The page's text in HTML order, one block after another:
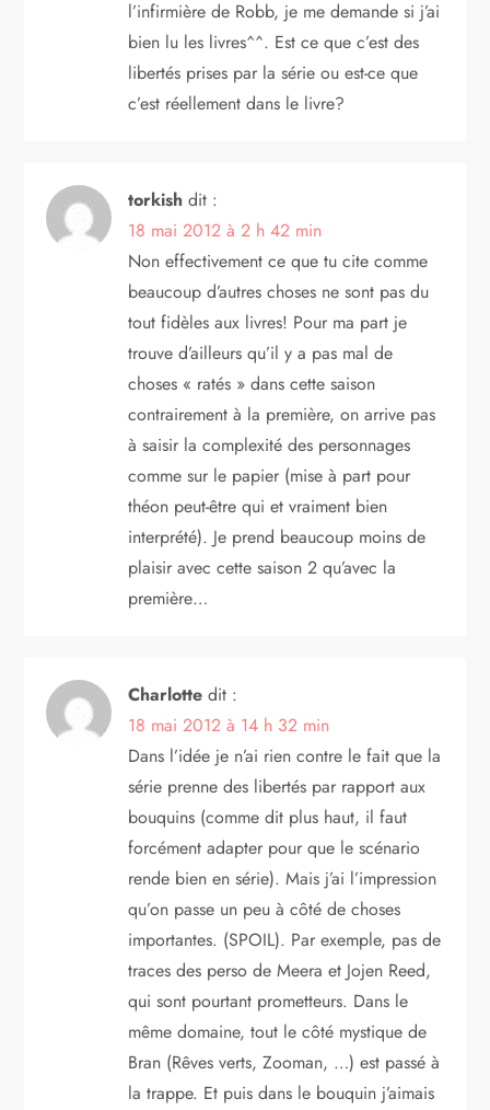
l’infirmière de Robb, je me demande si j’ai
bien lu les livres^^. Est ce que c’est des
libertés prises par la série ou est-ce que
c’est réellement dans le livre?
torkish dit :
18 mai 2012 à 2 h 42 min
Non effectivement ce que tu cite comme
beaucoup d’autres choses ne sont pas du
tout fidèles aux livres! Pour ma part je
trouve d’ailleurs qu’il y a pas mal de
choses « ratés » dans cette saison
contrairement à la première, on arrive pas
à saisir la complexité des personnages
comme sur le papier (mise à part pour
théon peut-être qui et vraiment bien
interprété). Je prend beaucoup moins de
plaisir avec cette saison 2 qu’avec la
première…
Charlotte dit :
18 mai 2012 à 14 h 32 min
Dans l’idée je n’ai rien contre le fait que la
série prenne des libertés par rapport aux
bouquins (comme dit plus haut, il faut
forcément adapter pour que le scénario
rende bien en série). Mais j’ai l’impression
qu’on passe un peu à côté de choses
importantes. (SPOIL). Par exemple, pas de
traces des perso de Meera et Jojen Reed,
qui sont pourtant prometteurs. Dans le
même domaine, tout le côté mystique de
Bran (Rêves verts, Zooman, …) est passé à
la trappe. Et puis dans le bouquin j’aimais